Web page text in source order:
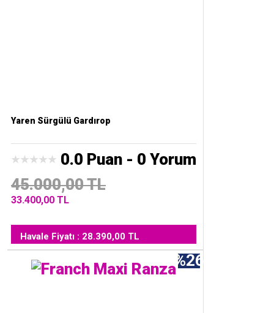
Yaren Sürgülü Gardırop
0.0 Puan - 0 Yorum
45.000,00 TL
33.400,00 TL
Havale Fiyatı : 28.390,00 TL
%26